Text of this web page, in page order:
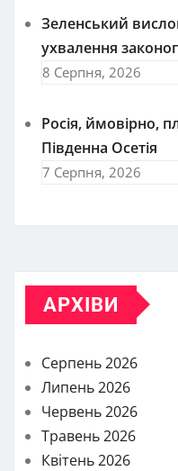
Зеленський
ухвалення
8 Серпня, 2026
Росія, ймовірно,
Південна Осетія
7 Серпня, 2026
АРХІВИ
Серпень 2026
Липень 2026
Червень 2026
Травень 2026
Квітень 2026